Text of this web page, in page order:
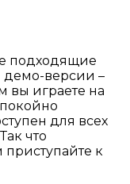
подходящие
демо-версии –
вы играете на
для всех
что
приступайте к